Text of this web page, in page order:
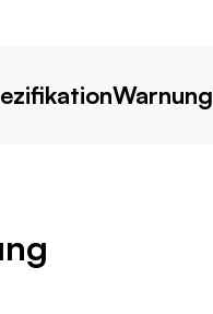
Warnung